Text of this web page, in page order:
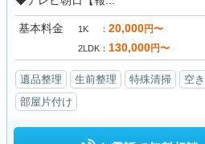
基本料金 1K 20,000円〜
2LDK 130,000円〜
遺品整理 生前整理 特殊清掃 空
部屋片付け